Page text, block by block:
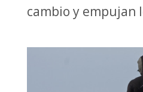
cambio y empujan